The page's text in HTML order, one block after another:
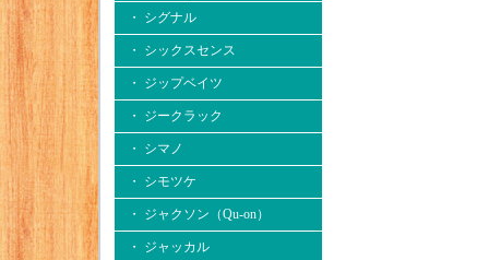
・ シグナル
・ シックスセンス
・ ジップベイツ
・ ジークラック
・ シマノ
・ シモツケ
・ ジャクソン（Qu-on）
・ ジャッカル